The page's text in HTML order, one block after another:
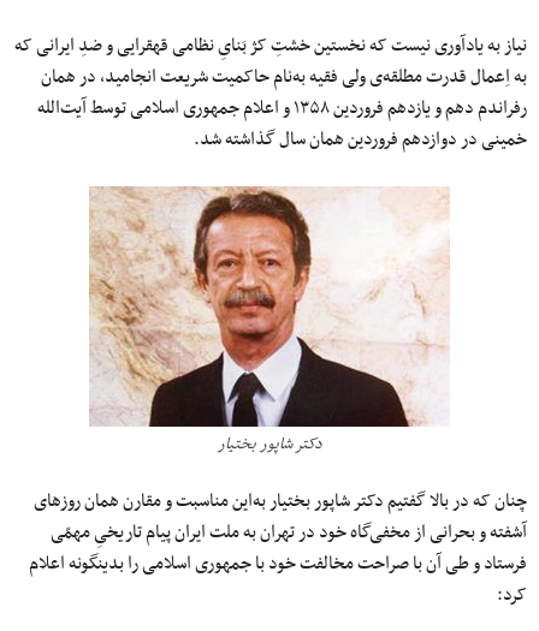
نیاز به یادآوری نیست که نخستین خشتِ کژ بَنایِ نظامی قهقرایی و ضدِ ایرانی که
به اِعمال قدرت مطلقه‌ی ولی فقیه به‌نام حاکمیت شریعت انجامید، در همان
رفراندم دهم و یازدهم فروردین ۱۳۵۸ و اعلام جمهوری اسلامی توسط آیت‌الله
خمینی در دوازدهم فروردین همان سال گذاشته شد.
دکتر شاپور بختیار
چنان که در بالا گفتیم دکتر شاپور بختیار به‌این مناسبت و مقارن همان روزهای
آشفته و بحرانی از مخفی‌گاه خود در تهران به ملت ایران پیام تاریخیِ مهمّی
فرستاد و طی آن با صراحت مخالفت خود با جمهوری اسلامی را بدینگونه اعلام
کرد: